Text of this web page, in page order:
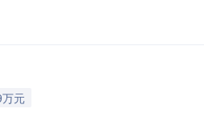
元